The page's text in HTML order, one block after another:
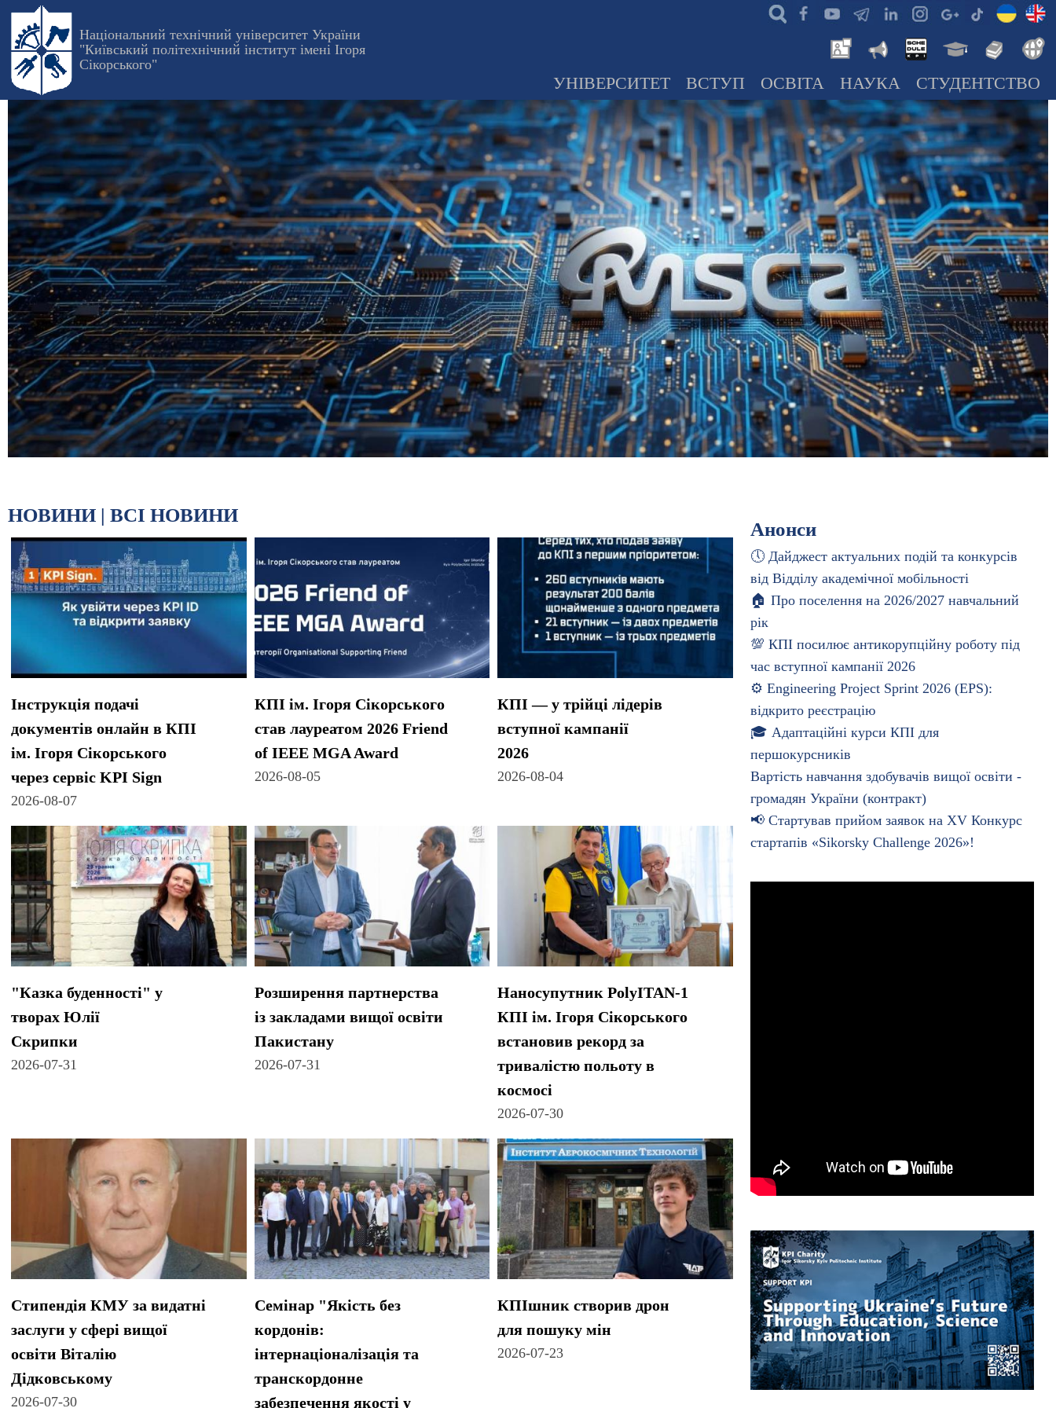
Перейти
основного
вмісту
Національний технічний університет України
"Київський політехнічний інститут імені Ігоря
Сікорського"
УНІВЕРСИТЕТ ВСТУП ОСВІТА НАУКА СТУДЕНТСТВО
НОВИНИ | ВСІ НОВИНИ
Інструкція подачі
документів онлайн в КПІ
ім. Ігоря Сікорського
через сервіс KPI Sign
2026-08-07
КПІ ім. Ігоря Сікорського
став лауреатом 2026 Friend
of IEEE MGA Award
2026-08-05
КПІ — у трійці лідерів
вступної кампанії
2026
2026-08-04
"Казка буденності" у
творах Юлії
Скрипки
2026-07-31
Розширення партнерства
із закладами вищої освіти
Пакистану
2026-07-31
Наносупутник PolyITAN-1
КПІ ім. Ігоря Сікорського
встановив рекорд за
тривалістю польоту в
космосі
2026-07-30
Стипендія КМУ за видатні
заслуги у сфері вищої
освіти Віталію
Дідковському
2026-07-30
Семінар "Якість без
кордонів:
інтернаціоналізація та
транскордонне
забезпечення якості у
КПІшник створив дрон
для пошуку мін
2026-07-23
Анонси
🕔 Дайджест актуальних подій та конкурсів
від Відділу академічної мобільності
🏠 Про поселення на 2026/2027 навчальний
рік
💯 КПІ посилює антикорупційну роботу під
час вступної кампанії 2026
⚙️ Engineering Project Sprint 2026 (EPS):
відкрито реєстрацію
🎓 Адаптаційні курси КПІ для
першокурсників
Вартість навчання здобувачів вищої освіти -
громадян України (контракт)
📢 Стартував прийом заявок на XV Конкурс
стартапів «Sikorsky Challenge 2026»!